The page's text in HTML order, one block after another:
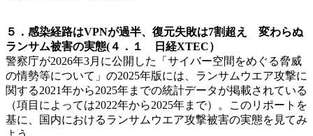
５．感染経路はVPNが過半、復元失敗は7割超え 変わらぬ
ランサム被害の実態(４．１ 日経XTEC）
警察庁が2026年3月に公開した「サイバー空間をめぐる脅威
の情勢等について」の2025年版には、ランサムウエア攻撃に
関する2021年から2025年までの統計データが掲載されている
（項目によっては2022年から2025年まで）。このリポートを
基に、国内におけるランサムウエア攻撃被害の実態を見てみ